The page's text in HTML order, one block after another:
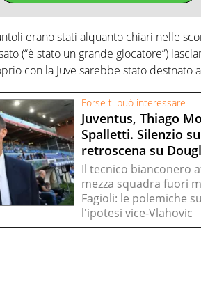
erano stati alquanto chiari nelle
(“è stato un grande giocatore”)
con la Juve sarebbe stato destnato
Forse ti può interessare
Juventus, Thiago
Spalletti. Silenzio
retroscena su
Il tecnico bianconero
mezza squadra fuori
Fagioli: le polemiche
l'ipotesi vice-Vlahovic